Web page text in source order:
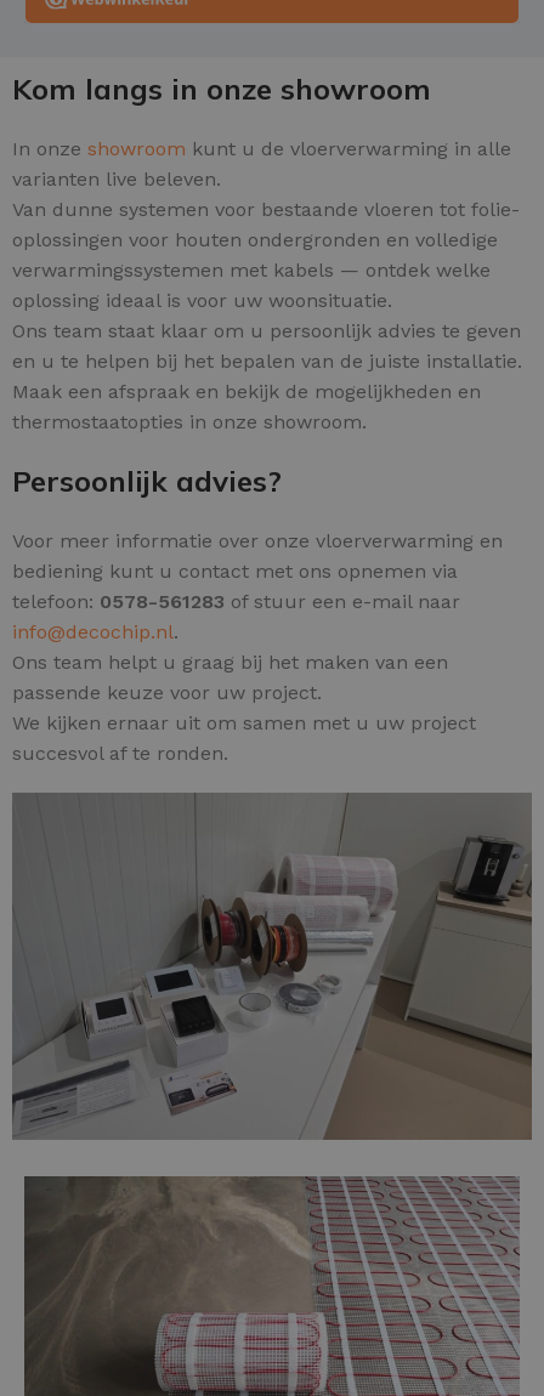
Kom langs in onze showroom
In onze showroom kunt u de vloerverwarming in alle
varianten live beleven.
Van dunne systemen voor bestaande vloeren tot folie-
oplossingen voor houten ondergronden en volledige
verwarmingssystemen met kabels — ontdek welke
oplossing ideaal is voor uw woonsituatie.
Ons team staat klaar om u persoonlijk advies te geven
en u te helpen bij het bepalen van de juiste installatie.
Maak een afspraak en bekijk de mogelijkheden en
thermostaatopties in onze showroom.
Persoonlijk advies?
Voor meer informatie over onze vloerverwarming en
bediening kunt u contact met ons opnemen via
telefoon: 0578-561283 of stuur een e-mail naar
info@decochip.nl.
Ons team helpt u graag bij het maken van een
passende keuze voor uw project.
We kijken ernaar uit om samen met u uw project
succesvol af te ronden.